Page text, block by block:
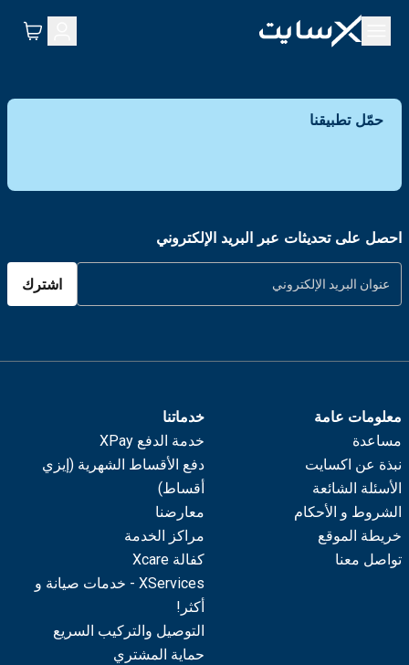
حمّل تطبيقنا
احصل على تحديثات عبر البريد الإلكتروني
اشترك
معلومات عامة
مساعدة
نبذة عن اكسايت
الأسئلة الشائعة
الشروط و الأحكام
خريطة الموقع
تواصل معنا
خدماتنا
خدمة الدفع XPay
دفع الأقساط الشهرية (إيزي
أقساط)
معارضنا
مراكز الخدمة
كفالة Xcare
XServices - خدمات صيانة و
أكثر!
التوصيل والتركيب السريع
حماية المشتري